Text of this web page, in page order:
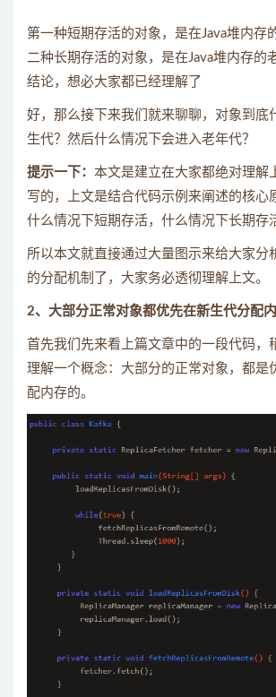
第一种短期存活的对象，是在Java堆内存
二种长期存活的对象，是在Java堆内存的
结论，想必大家都已经理解了
好，那么接下来我们就来聊聊，对象到底
生代？然后什么情况下会进入老年代？
提示一下： 本文是建立在大家都绝对理解
写的，上文是结合代码示例来阐述的核心
什么情况下短期存活，什么情况下长期存
所以本文就直接通过大量图示来给大家分
的分配机制了，大家务必透彻理解上文。
2、大部分正常对象都优先在新生代分配
首先我们先来看上篇文章中的一段代码，
理解一个概念：大部分的正常对象，都是
配内存的。